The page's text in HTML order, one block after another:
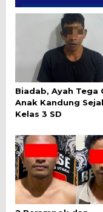
Biadab, Ayah Tega
Anak Kandung
Kelas 3 SD